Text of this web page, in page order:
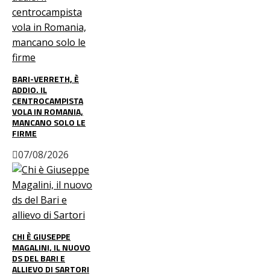
BARI-VERRETH, È
ADDIO. IL
CENTROCAMPISTA
VOLA IN ROMANIA,
MANCANO SOLO LE
FIRME
07/08/2026
CHI È GIUSEPPE
MAGALINI, IL NUOVO
DS DEL BARI E
ALLIEVO DI SARTORI